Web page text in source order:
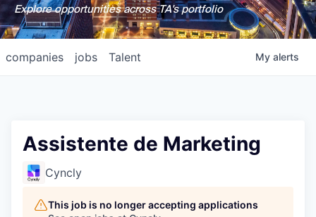
Explore opportunities across TA's portfolio
jobs
companies Talent My alerts
Assistente de Marketing
Cyncly
This job is no longer accepting applications